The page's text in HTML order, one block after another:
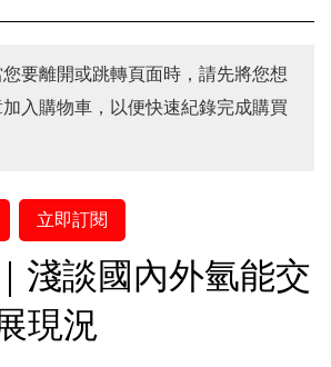
要離開或跳轉頁面時，請先將您想
入購物車，以便快速紀錄完成購買
立即訂閱
淺談國內外氫能交
現況